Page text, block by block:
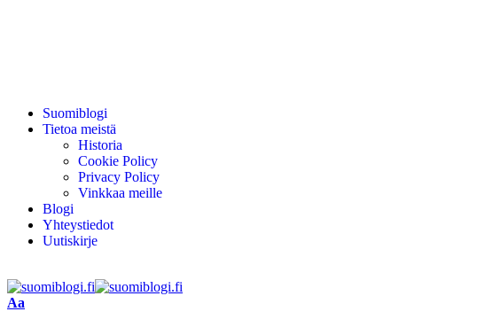
Suomiblogi
Tietoa meistä
Historia
Cookie Policy
Privacy Policy
Vinkkaa meille
Blogi
Yhteystiedot
Uutiskirje
Aa